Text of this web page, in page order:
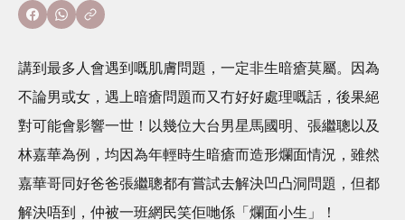
講到最多人會遇到嘅肌膚問題，一定非生暗瘡莫屬。因為
不論男或女，遇上暗瘡問題而又冇好好處理嘅話，後果絕
對可能會影響一世！以幾位大台男星馬國明、張繼聰以及
林嘉華為例，均因為年輕時生暗瘡而造形爛面情況，雖然
嘉華哥同好爸爸張繼聰都有嘗試去解決凹凸洞問題，但都
解決唔到，仲被一班網民笑佢哋係「爛面小生」！